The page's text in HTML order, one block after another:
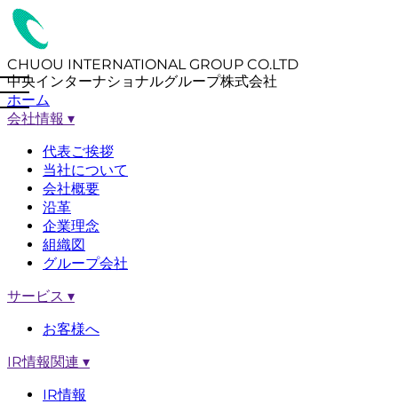
CHUOU INTERNATIONAL GROUP CO.LTD
中央インターナショナルグループ株式会社
ホーム
会社情報 ▾
代表ご挨拶
当社について
会社概要
沿革
企業理念
組織図
グループ会社
サービス ▾
お客様へ
IR情報関連 ▾
IR情報